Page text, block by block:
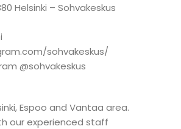
Helsinki – Sohvakeskus
sohvakeskus/
@sohvakeskus
Espoo and Vantaa area.
our experienced staff